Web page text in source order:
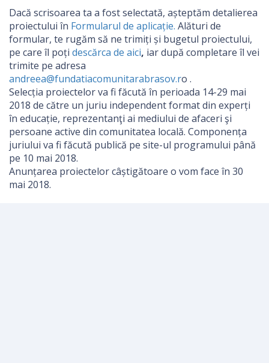
Dacă scrisoarea ta a fost selectată, așteptăm detalierea
proiectului în Formularul de aplicație. Alături de
formular, te rugăm să ne trimiți și bugetul proiectului,
pe care îl poți descărca de aici, iar după completare îl vei
trimite pe adresa
andreea@fundatiacomunitarabrasov.ro .
Selecția proiectelor va fi făcută în perioada 14-29 mai
2018 de către un juriu independent format din experți
în educație, reprezentanţi ai mediului de afaceri şi
persoane active din comunitatea locală. Componența
juriului va fi făcută publică pe site-ul programului până
pe 10 mai 2018.
Anunțarea proiectelor câștigătoare o vom face în 30
mai 2018.